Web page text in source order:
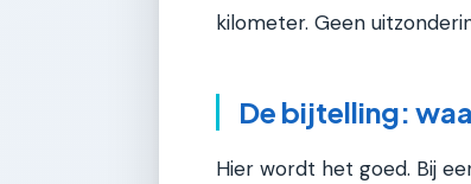
kilometer. Geen
De bijtelling:
Hier wordt het goed. Bij